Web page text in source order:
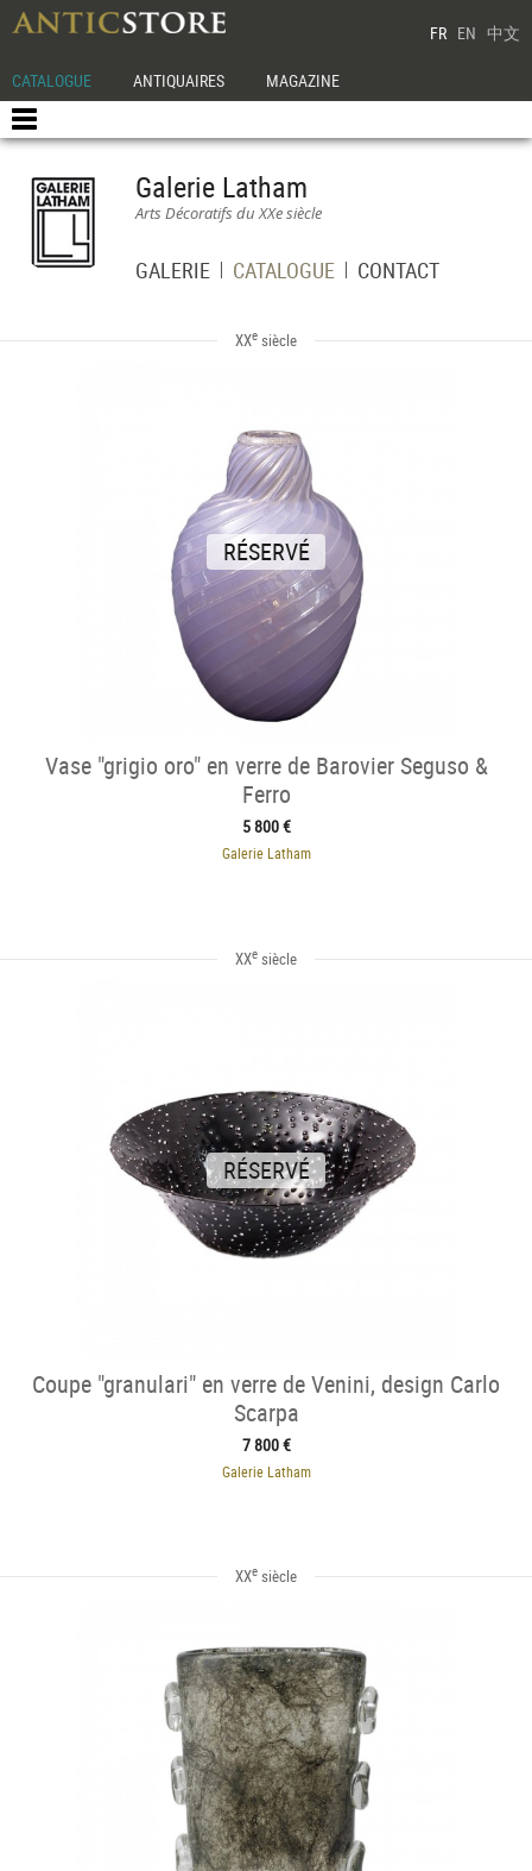
FR EN 中文
CATALOGUE ANTIQUAIRES MAGAZINE
Galerie Latham
Arts Décoratifs du XXe siècle
GALERIE CATALOGUE CONTACT
XXe siècle
RÉSERVÉ
Vase "grigio oro" en verre de Barovier Seguso &
Ferro
5 800 €
Galerie Latham
XXe siècle
RÉSERVÉ
Coupe "granulari" en verre de Venini, design Carlo
Scarpa
7 800 €
Galerie Latham
XXe siècle